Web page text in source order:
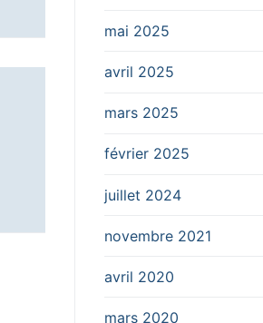
mai 2025
avril 2025
mars 2025
février 2025
juillet 2024
novembre 2021
avril 2020
mars 2020